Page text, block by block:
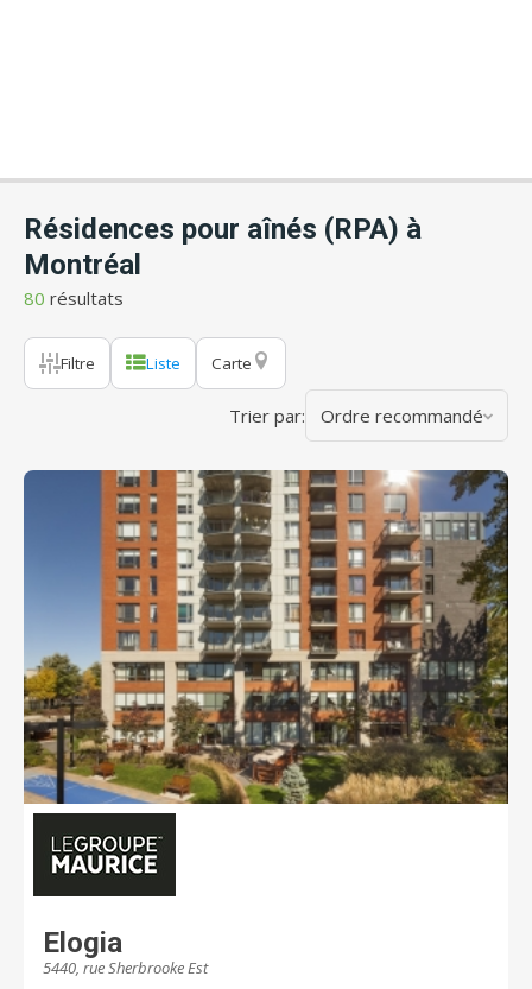
Résidences pour aînés (RPA) à
Montréal
80 résultats
Filtre Liste Carte
Trier par: Ordre recommandé
Elogia
5440, rue Sherbrooke Est